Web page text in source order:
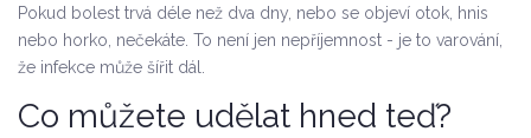
Pokud bolest trvá déle než dva dny, nebo se objeví otok, hnis
nebo horko, nečekáte. To není jen nepříjemnost - je to varování,
že infekce může šířit dál.
Co můžete udělat hned teď?